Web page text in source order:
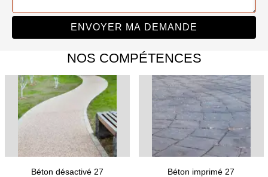
NOS COMPÉTENCES
Béton désactivé 27 Béton imprimé 27